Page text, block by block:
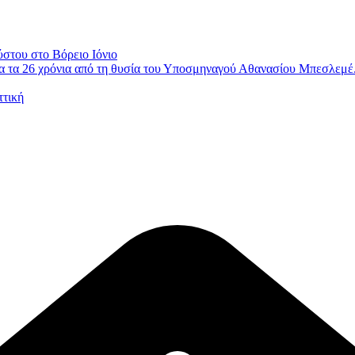
στο Βόρειο Ιόνιο
26 χρόνια από τη θυσία του Υποσμηναγού Αθανασίου